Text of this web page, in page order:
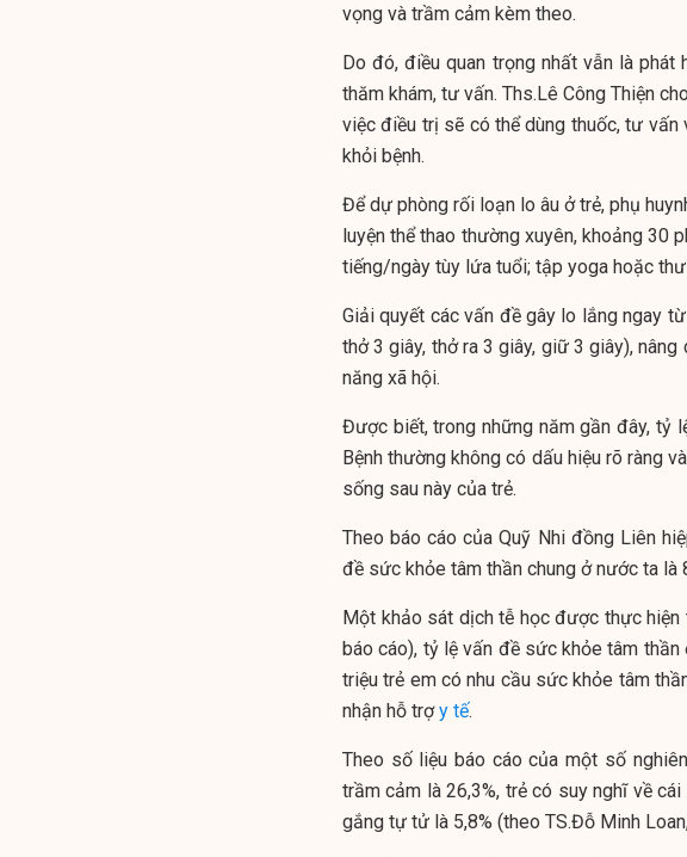
vọng và trầm cảm kèm theo.
Do đó, điều quan trọng nhất vẫn là
thăm khám, tư vấn. Ths.Lê Công Thiện
việc điều trị sẽ có thể dùng thuốc, tư
khỏi bệnh.
Để dự phòng rối loạn lo âu ở trẻ, phụ
luyện thể thao thường xuyên, khoảng 30
tiếng/ngày tùy lứa tuổi; tập yoga hoặc
Giải quyết các vấn đề gây lo lắng ngay
thở 3 giây, thở ra 3 giây, giữ 3 giây),
năng xã hội.
Được biết, trong những năm gần đây, tỷ
Bệnh thường không có dấu hiệu rõ ràng
sống sau này của trẻ.
Theo báo cáo của Quỹ Nhi đồng Liên
đề sức khỏe tâm thần chung ở nước ta là
Một khảo sát dịch tễ học được thực
báo cáo), tỷ lệ vấn đề sức khỏe tâm
triệu trẻ em có nhu cầu sức khỏe tâm
nhận hỗ trợy tế.
Theo số liệu báo cáo của một số
trầm cảm là 26,3%, trẻ có suy nghĩ về
gắng tự tử là 5,8% (theo TS.Đỗ Minh